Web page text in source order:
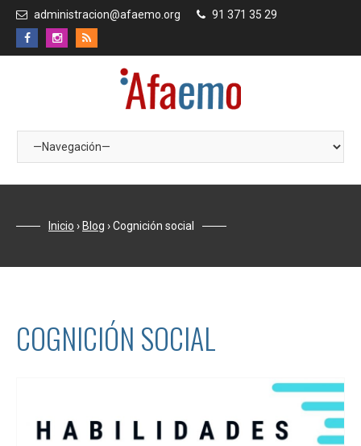
administracion@afaemo.org 91 371 35 29
Inicio › Blog ›Cognición social
COGNICIÓN SOCIAL